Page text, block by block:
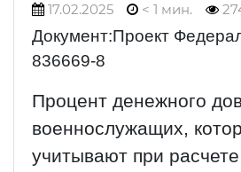
17.02.2025 < 1 мин.
Документ:Проект
836669-8
Процент денежного
военнослужащих,
учитывают при